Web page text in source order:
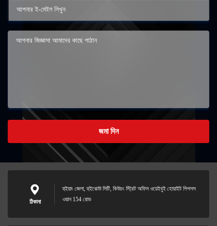
জমা দিন
ঠিকানা
হুইয়াং জেলা, হুইঝোউ সিটি, কিউচং স্ট্রিট অফিস ওয়েইবুই হোয়াইট পিপলস
ওয়ান 154 রোড